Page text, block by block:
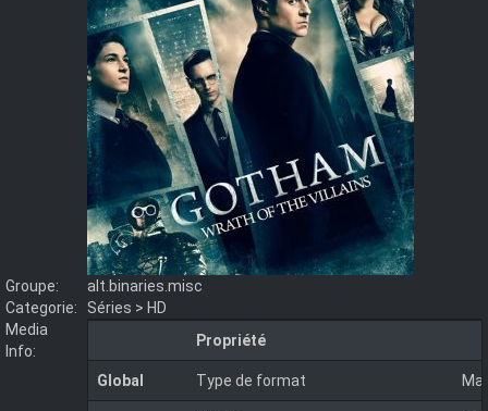
Groupe:
alt.binaries.misc
Categorie:
Séries > HD
Media
Info:
Propriété
Global Type de format